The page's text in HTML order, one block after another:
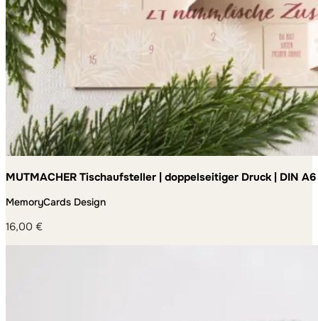
MUTMACHER Tischaufsteller | doppelseitiger Druck | DIN
MemoryCards Design
16,00 €